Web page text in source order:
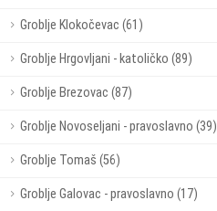
Groblje Klokočevac (61)
Groblje Hrgovljani - katoličko (89)
Groblje Brezovac (87)
Groblje Novoseljani - pravoslavno (39)
Groblje Tomaš (56)
Groblje Galovac - pravoslavno (17)